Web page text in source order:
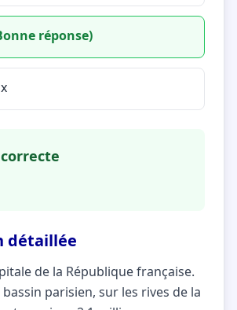
réponse)
détaillée
de la République française.
parisien, sur les rives de la